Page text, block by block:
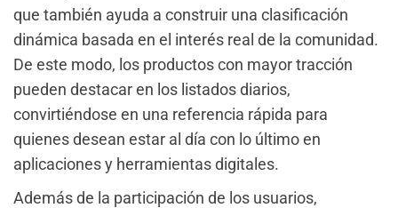
que también ayuda a construir una clasificación
dinámica basada en el interés real de la comunidad.
De este modo, los productos con mayor tracción
pueden destacar en los listados diarios,
convirtiéndose en una referencia rápida para
quienes desean estar al día con lo último en
aplicaciones y herramientas digitales.
Además de la participación de los usuarios,